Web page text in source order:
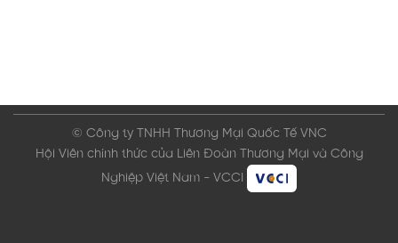
© Công ty TNHH Thương Mại Quốc Tế VNC
Hội Viên chính thức của Liên Đoàn Thương Mại và Công
Nghiệp Việt Nam - VCCI